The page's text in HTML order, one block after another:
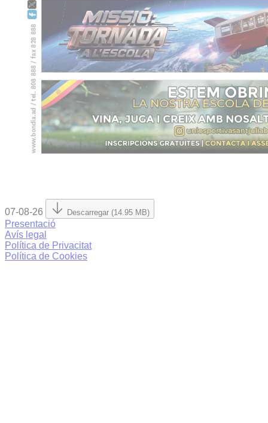
07-08-26 Descarregar (14.95 MB)
Presentació
Avís legal
Política de Privacitat
Política de Cookies